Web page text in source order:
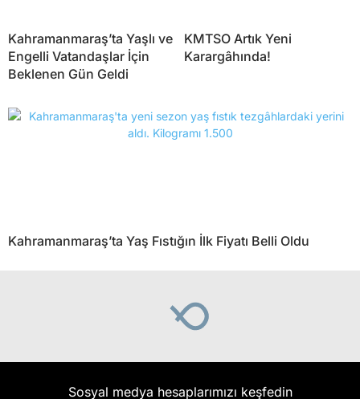
Kahramanmaraş’ta Yaşlı ve
Engelli Vatandaşlar İçin
Beklenen Gün Geldi
KMTSO Artık Yeni
Karargâhında!
Kahramanmaraş’ta Yaş Fıstığın İlk Fiyatı Belli Oldu
Sosyal medya hesaplarımızı keşfedin